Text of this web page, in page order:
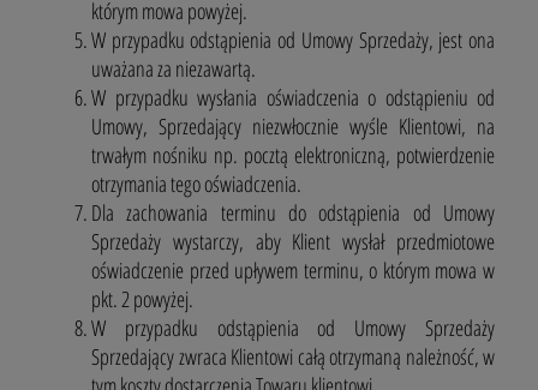
którym mowa powyżej.
W przypadku odstąpienia od Umowy Sprzedaży, jest ona
uważana za niezawartą.
W przypadku wysłania oświadczenia o odstąpieniu od
Umowy, Sprzedający niezwłocznie wyśle Klientowi, na
trwałym nośniku np. pocztą elektroniczną, potwierdzenie
otrzymania tego oświadczenia.
Dla zachowania terminu do odstąpienia od Umowy
Sprzedaży wystarczy, aby Klient wysłał przedmiotowe
oświadczenie przed upływem terminu, o którym mowa w
pkt. 2 powyżej.
W przypadku odstąpienia od Umowy Sprzedaży
Sprzedający zwraca Klientowi całą otrzymaną należność, w